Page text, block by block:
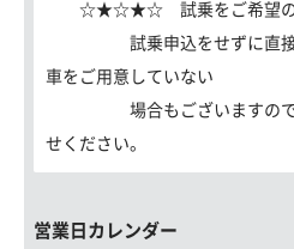
☆★☆★☆ 試乗をご希望
試乗申込をせずに直接ご
車をご用意していない
場合もございますので、
せください。
営業日カレンダー